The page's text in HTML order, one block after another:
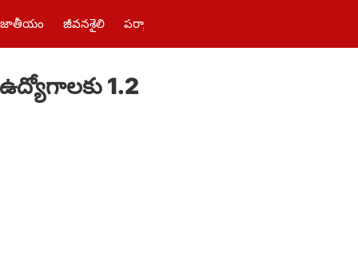
జాతీయం జీవనశైలి పర్యాటకం
1.2